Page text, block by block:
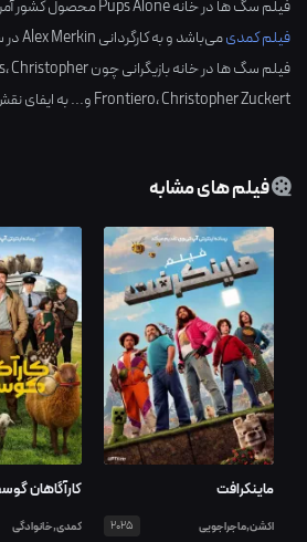
فیلم سگ ها در خانه Pups Alone محصول کشور
فیلم کمدیمی‌باشد و به کارگردانیAlex Merkinدر
فیلم سگ ها در خانه بازیگرانی چون
،Christopher
Frontiero،Christopher Zuckert و... به ایفای
فیلم های مشابه
ماینکرافت
اکشن,ماجراجویی 2025
کارآگاهان
کمدی,خانوادگی